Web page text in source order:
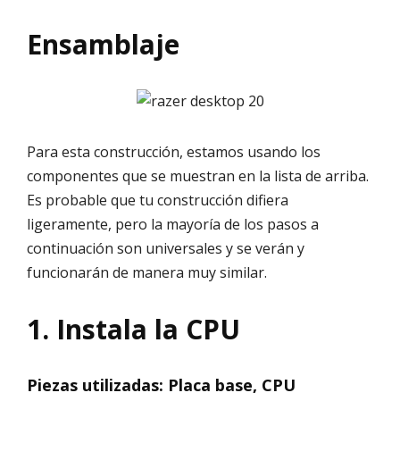
Ensamblaje
Para esta construcción, estamos usando los
componentes que se muestran en la lista de arriba.
Es probable que tu construcción difiera
ligeramente, pero la mayoría de los pasos a
continuación son universales y se verán y
funcionarán de manera muy similar.
1. Instala la CPU
Piezas utilizadas: Placa base, CPU